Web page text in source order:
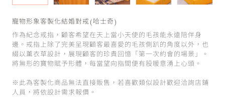
寵物形象客製化結婚對戒(哈士奇)
作為紀念戒指，顧客希望在天上當小天使的毛孩能永遠陪伴身
邊。戒指上除了完美呈現顧客最喜愛的毛孩側趴的角度以外，也
綴以薰衣草設計，展現顧客的珍貴回憶「第一次約會的場景」。
將無形的寶物賦予形體，每當望向指間便有股暖意湧上心頭。
※此為客製化商品無法直接販售，若喜歡類似設計歡迎洽詢店鋪
人員，將依設計需求報價。